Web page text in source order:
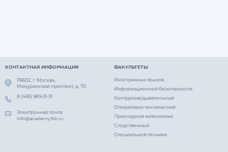
КОНТАКТНАЯ ИНФОРМАЦИЯ
119602, г. Москва,
Мичуринский проспект, д. 70
8 (495) 989-31-31
Электронная почта:
ФАКУЛЬТЕТЫ
Иностранных языков
Информационной безопасности
Контрразведывательный
Оперативно-технический
Прикладной математики
Следственный
Специальной техники